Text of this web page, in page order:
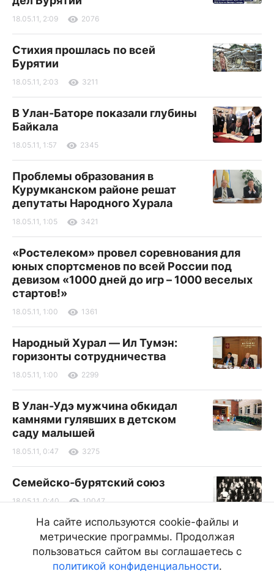
18.05.11, 2:09 2076
Стихия прошлась по всей
Бурятии
18.05.11, 2:03 3211
В Улан-Баторе показали глубины
Байкала
18.05.11, 1:57 2345
Проблемы образования в
Курумканском районе решат
депутаты Народного Хурала
18.05.11, 1:05 3421
«Ростелеком» провел соревнования для
юных спортсменов по всей России под
девизом «1000 дней до игр – 1000 веселых
стартов!»
18.05.11, 1:00 1361
Народный Хурал — Ил Тумэн:
горизонты сотрудничества
18.05.11, 1:00 2299
В Улан-Удэ мужчина обкидал
камнями гулявших в детском
саду малышей
18.05.11, 0:47 3275
Семейско-бурятский союз
18.05.11, 0:40 10047
Новая аптека на Центральном
рынке
18.05.11, 0:00 3431
На сайте используются cookie-файлы и
метрические программы. Продолжая
пользоваться сайтом вы соглашаетесь с
политикой конфиденциальности.